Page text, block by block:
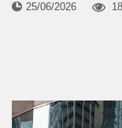
25/06/2026